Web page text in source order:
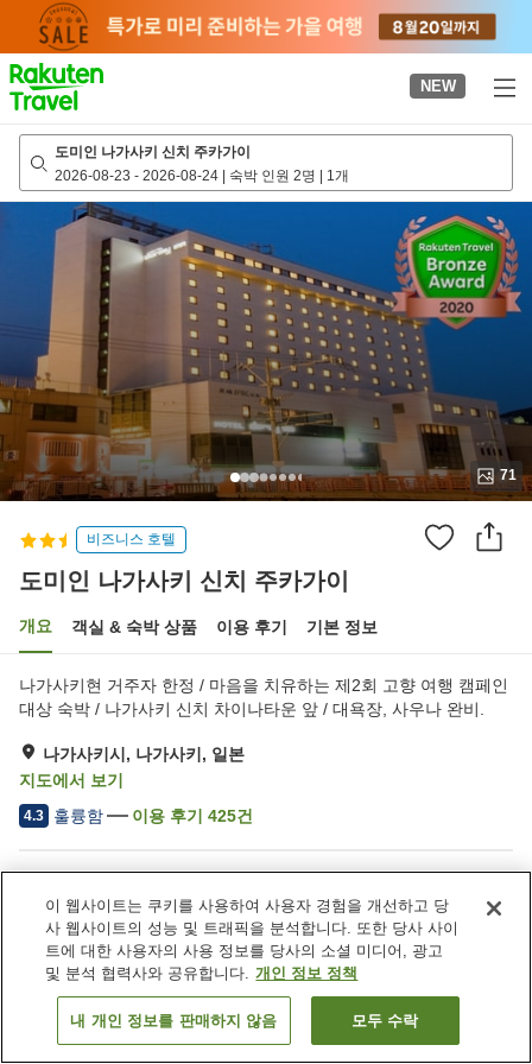
page
NEW
도미인 나가사키 신치 주카가이
2026-08-23 - 2026-08-24 | 숙박 인원 2명 | 1개
71
비즈니스 호텔
도미인 나가사키 신치 주카가이
개요 객실 & 숙박 상품 이용 후기 기본 정보
나가사키현 거주자 한정 / 마음을 치유하는 제2회 고향 여행 캠페인
대상 숙박 / 나가사키 신치 차이나타운 앞 / 대욕장, 사우나 완비.
나가사키시, 나가사키, 일본
지도에서 보기
4.3 훌륭함 이용 후기 425건
사우나
스파 / 미용실
자동판매기
세탁 (유료)
일본 나가사키
나가사키시
도미인 나가사키 신치 주카가이 객실 보기
이 웹사이트는 쿠키를 사용하여 사용자 경험을 개선하고 당
사 웹사이트의 성능 및 트래픽을 분석합니다. 또한 당사 사이
트에 대한 사용자의 사용 정보를 당사의 소셜 미디어, 광고
및 분석 협력사와 공유합니다. 개인 정보 정책
내 개인 정보를 판매하지 않음 모두 수락